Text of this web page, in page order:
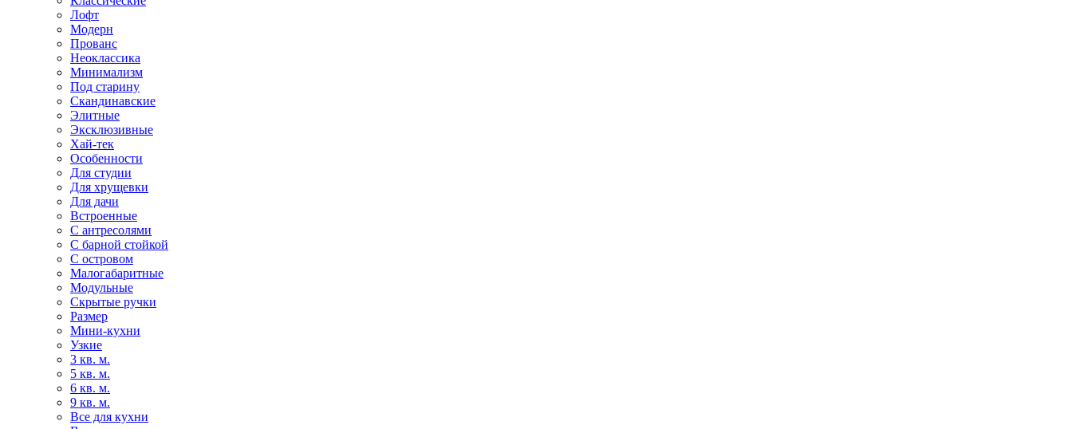
Лофт
Модерн
Прованс
Неоклассика
Минимализм
Под старину
Скандинавские
Элитные
Эксклюзивные
Хай-тек
Особенности
Для студии
Для хрущевки
Для дачи
Встроенные
С антресолями
С барной стойкой
С островом
Малогабаритные
Модульные
Скрытые ручки
Размер
Мини-кухни
Узкие
3 кв. м.
5 кв. м.
6 кв. м.
9 кв. м.
Все для кухни